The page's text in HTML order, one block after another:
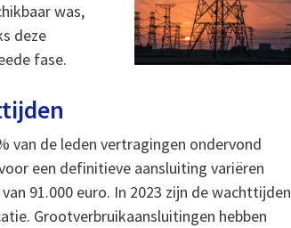
was,
deze
fase.
van de leden vertragingen ondervond
een definitieve aansluiting variëren
91.000 euro. In 2023 zijn de wachttijden
Grootverbruikaansluitingen hebben